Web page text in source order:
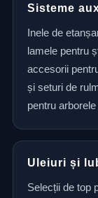
Sisteme
Inele de
lamele pentru
accesorii
și seturi de
pentru
Uleiuri și
Selecții de top